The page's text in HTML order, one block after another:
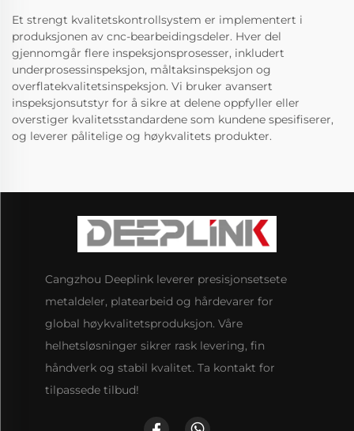
Et strengt kvalitetskontrollsystem er implementert i
produksjonen av cnc-bearbeidingsdeler. Hver del
gjennomgår flere inspeksjonsprosesser, inkludert
underprosessinspeksjon, måltaksinspeksjon og
overflatekvalitetsinspeksjon. Vi bruker avansert
inspeksjonsutstyr for å sikre at delene oppfyller eller
overstiger kvalitetsstandardene som kundene spesifiserer,
og leverer pålitelige og høykvalitets produkter.
Cangzhou Deeplink leverer presisjonsetsete
metaldeler, platearbeid og hårdevarer for
global høykvalitetsproduksjon. Våre
helhetsløsninger sikrer rask levering, fin
håndverk og stabil kvalitet. Ta kontakt for
tilpassede tilbud!